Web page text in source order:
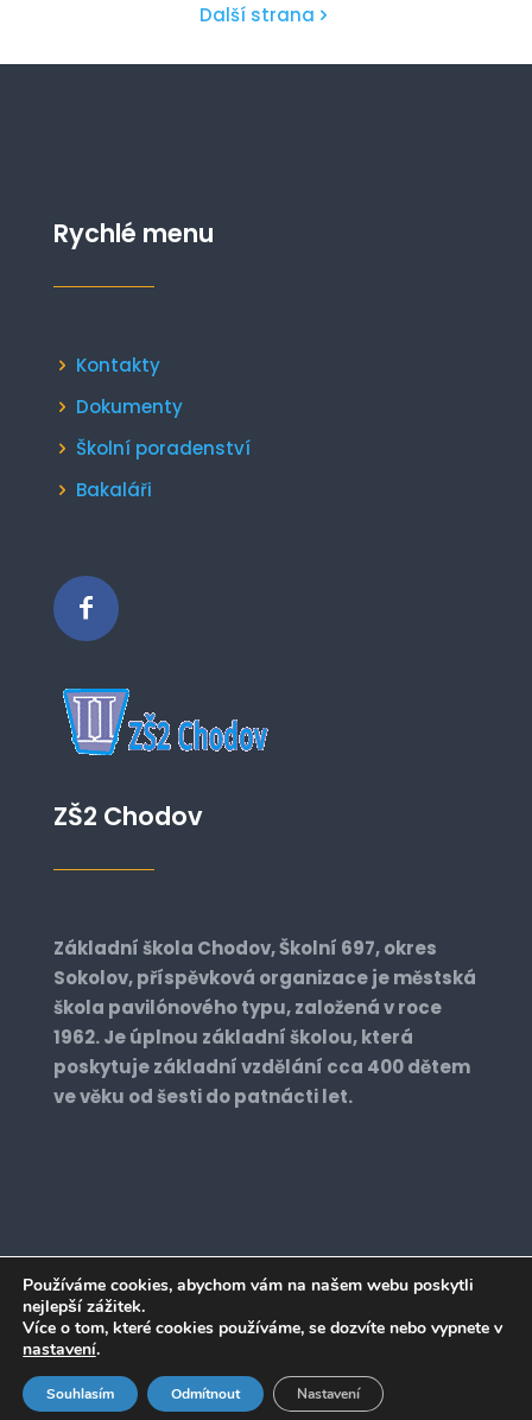
Další strana
Rychlé menu
Kontakty
Dokumenty
Školní poradenství
Bakaláři
ZŠ2 Chodov
Základní škola Chodov, Školní 697, okres
Sokolov, příspěvková organizace je městská
škola pavilónového typu, založená v roce
1962. Je úplnou základní školou, která
poskytuje základní vzdělání cca 400 dětem
ve věku od šesti do patnácti let.
Realizace: 2022 © zs2chodov.cz. All Rights
Používáme cookies, abychom vám na našem webu poskytli
nejlepší zážitek.
Více o tom, které cookies používáme, se dozvíte nebo vypnete v
nastavení.
Souhlasím Odmítnout Nastavení